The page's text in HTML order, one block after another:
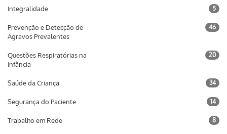
Integralidade 5
Prevenção e Detecção de
Agravos Prevalentes
46
Questões Respiratórias na
Infância
20
Saúde da Criança 34
Segurança do Paciente 14
Trabalho em Rede 8